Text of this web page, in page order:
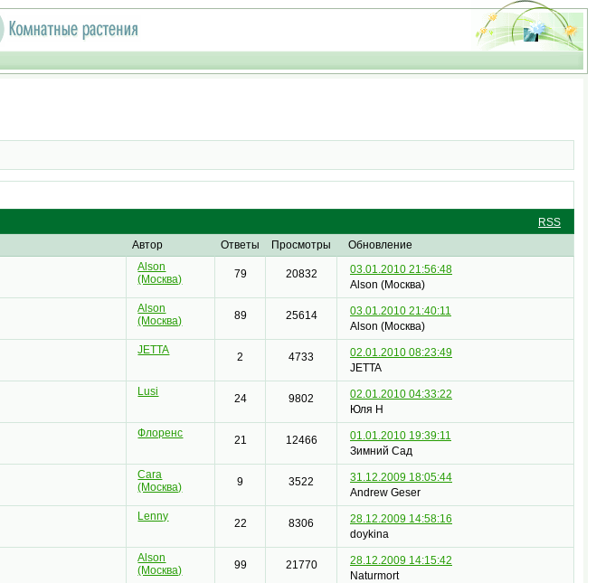
RSS
Автор Ответы Просмотры
Обновление
Alson
(Москва)
79 20832
03.01.2010 21:56:48
Alson (Москва)
Alson
(Москва)
89 25614
03.01.2010 21:40:11
Alson (Москва)
JETTA
2 4733
02.01.2010 08:23:49
JETTA
Lusi
24 9802
02.01.2010 04:33:22
Юля Н
Флоренс
21 12466
01.01.2010 19:39:11
Зимний Сад
Cara
(Москва)
9 3522
31.12.2009 18:05:44
Andrew Geser
Lenny
22 8306
28.12.2009 14:58:16
doykina
Alson
(Москва)
99 21770
28.12.2009 14:15:42
Naturmort